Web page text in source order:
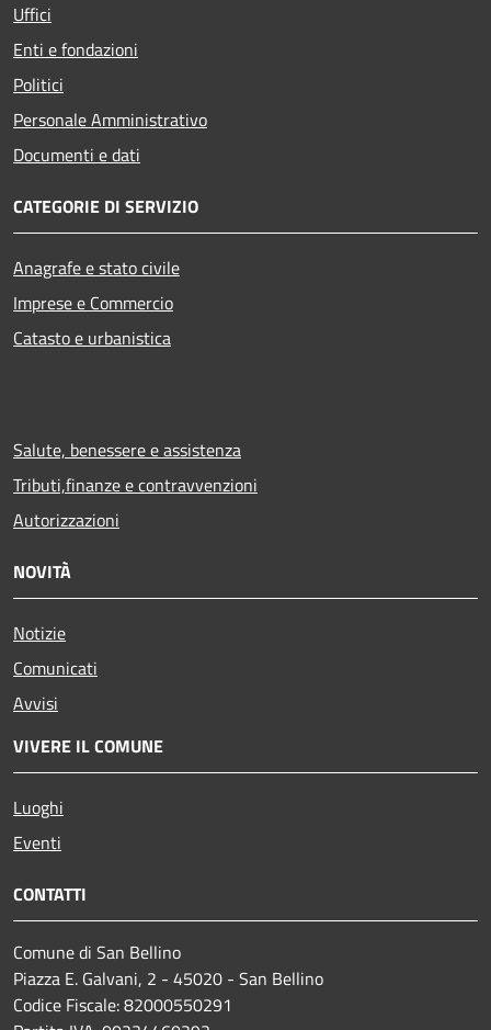
Uffici
Enti e fondazioni
Politici
Personale Amministrativo
Documenti e dati
CATEGORIE DI SERVIZIO
Anagrafe e stato civile
Imprese e Commercio
Catasto e urbanistica
Salute, benessere e assistenza
Tributi,finanze e contravvenzioni
Autorizzazioni
NOVITÀ
Notizie
Comunicati
Avvisi
VIVERE IL COMUNE
Luoghi
Eventi
CONTATTI
Comune di San Bellino
Piazza E. Galvani, 2 - 45020 - San Bellino
Codice Fiscale: 82000550291